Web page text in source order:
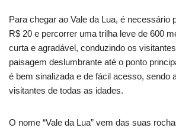
Para chegar ao Vale da Lua, é necessário
R$ 20 e percorrer uma trilha leve de 600
curta e agradável, conduzindo os
paisagem deslumbrante até o ponto
é bem sinalizada e de fácil acesso, sendo
visitantes de todas as idades.
O nome “Vale da Lua” vem das suas